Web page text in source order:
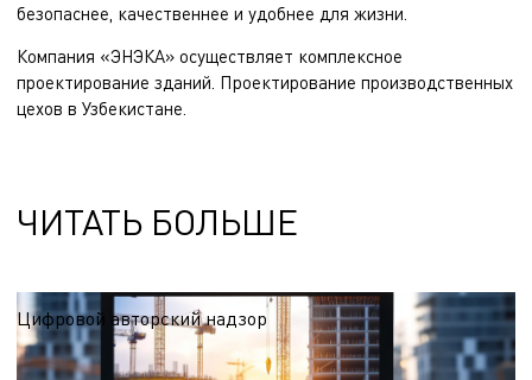
безопаснее, качественнее и удобнее для жизни.
Компания «ЭНЭКА» осуществляет комплексное
проектирование зданий Проектирование производственных
цехов в Узбекистане.
ЧИТАТЬ БОЛЬШЕ
Цифровой авторский надзор
Внедрение цифрового авторского надзора позволяет объединить
классический контроль за строительством с передовыми BIM-технологиями и
инструментами дополненной реальности (AR), создавая единую экосистему